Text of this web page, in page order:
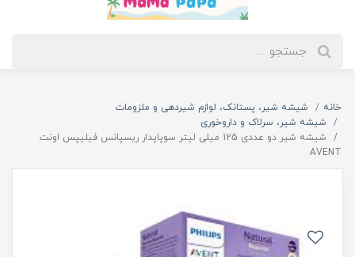
خانه
شیشه شیر، پستانک، لوازم شیردهی و ملزومات
شیشه شیر، سرلاک و داروخوری
شیشه شیر دو عددی 125 میلی لیتر سوپاپدار ریسپانس فیلیپس اونت
AVENT